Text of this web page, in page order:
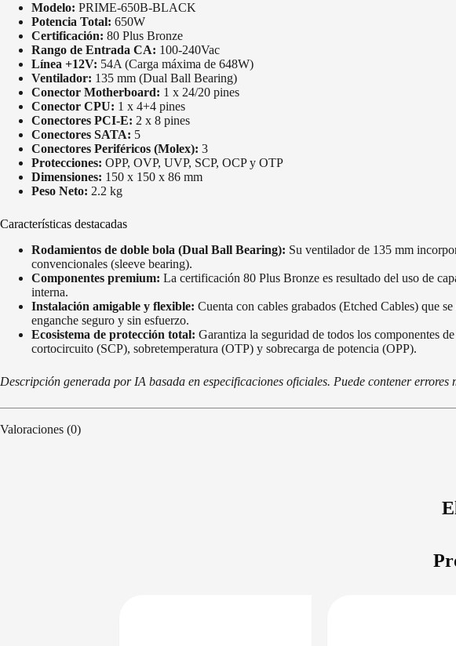
Modelo: PRIME-650B-BLACK
Potencia Total: 650W
Certificación: 80 Plus Bronze
Rango de Entrada CA: 100-240Vac
Línea +12V: 54A (Carga máxima de 648W)
Ventilador: 135 mm (Dual Ball Bearing)
Conector Motherboard: 1 x 24/20 pines
Conector CPU: 1 x 4+4 pines
Conectores PCI-E: 2 x 8 pines
Conectores SATA: 5
Conectores Periféricos (Molex): 3
Protecciones: OPP, OVP, UVP, SCP, OCP y OTP
Dimensiones: 150 x 150 x 86 mm
Peso Neto: 2.2 kg
Características destacadas
Rodamientos de doble bola (Dual Ball Bearing): Su ventilador de 135 mm
convencionales (sleeve bearing).
Componentes premium: La certificación 80 Plus Bronze es resultado del uso de
interna.
Instalación amigable y flexible: Cuenta con cables grabados (Etched Cables) que
enganche seguro y sin esfuerzo.
Ecosistema de protección total: Garantiza la seguridad de todos los componentes
cortocircuito (SCP), sobretemperatura (OTP) y sobrecarga de potencia (OPP).
Descripción generada por IA basada en especificaciones oficiales. Puede contener
Valoraciones (0)